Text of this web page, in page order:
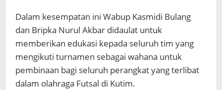
Dalam kesempatan ini Wabup Kasmidi Bulang
dan Bripka Nurul Akbar didaulat untuk
memberikan edukasi kepada seluruh tim yang
mengikuti turnamen sebagai wahana untuk
pembinaan bagi seluruh perangkat yang terlibat
dalam olahraga Futsal di Kutim.